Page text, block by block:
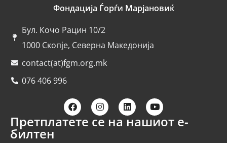
Фондација Ѓорѓи Марјановиќ
Бул. Кочо Рацин 10/2
1000 Скопје, Северна Македонија
contact(at)fgm.org.mk
076 406 996
Претплатете се на нашиот е-
билтен